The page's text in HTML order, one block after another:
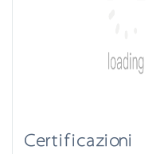
Certificazioni